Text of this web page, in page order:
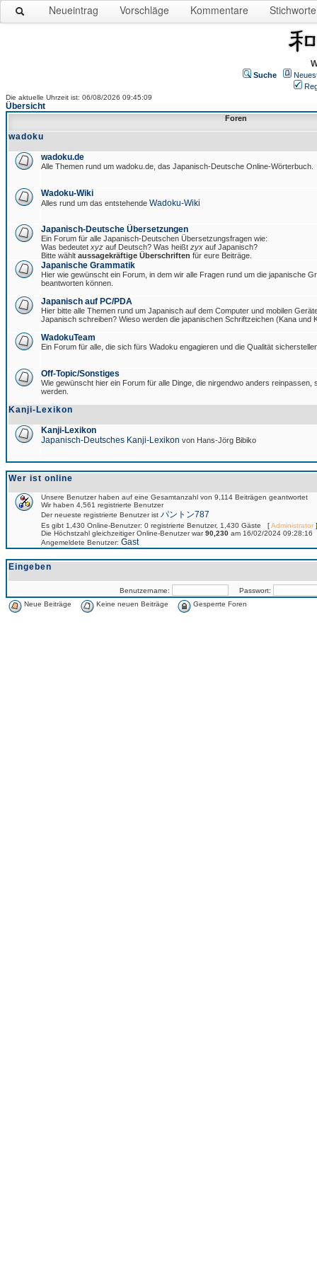
Neueintrag Vorschläge Kommentare Stichworte
Suche
Die aktuelle Uhrzeit ist: 06/08/2026 09:45:09
Übersicht
Foren
wadoku
wadoku.de
Alle Themen rund um wadoku.de, das Japanisch-Deutsche Online-Wörterbuch.
Wadoku-Wiki
Alles rund um das entstehende Wadoku-Wiki
Japanisch-Deutsche Übersetzungen
Ein Forum für alle Japanisch-Deutschen Übersetzungsfragen wie:
Was bedeutet xyz auf Deutsch? Was heißt zyx auf Japanisch?
Bitte wählt aussagekräftige Überschriften für eure Beiträge.
Japanische Grammatik
Hier wie gewünscht ein Forum, in dem wir alle Fragen rund um die japanische
beantworten können.
Japanisch auf PC/PDA
Hier bitte alle Themen rund um Japanisch auf dem Computer und mobilen
Japanisch schreiben? Wieso werden die japanischen Schriftzeichen (Kana und
WadokuTeam
Ein Forum für alle, die sich fürs Wadoku engagieren und die Qualität
Off-Topic/Sonstiges
Wie gewünscht hier ein Forum für alle Dinge, die nirgendwo anders reinpassen,
werden.
Kanji-Lexikon
Kanji-Lexikon
Japanisch-Deutsches Kanji-Lexikon von Hans-Jörg Bibiko
Wer ist online
Unsere Benutzer haben auf eine Gesamtanzahl von 9,114 Beiträgen geantwortet
Wir haben 4,561 registrierte Benutzer
Der neueste registrierte Benutzer ist パントン787
Es gibt 1,430 Online-Benutzer: 0 registrierte Benutzer, 1,430 Gäste [Administrator
Die Höchstzahl gleichzeitiger Online-Benutzer war90,230 am 16/02/2024 09:28:16
Angemeldete Benutzer: Gast
Eingeben
Benutzername:
Passwort:
Neue Beiträge
Keine neuen Beiträge Gesperrte Foren